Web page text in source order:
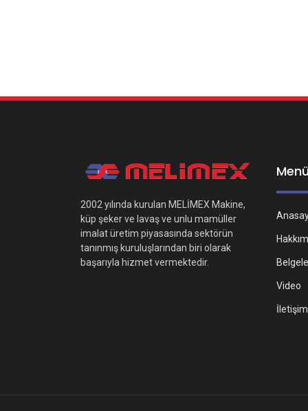
2002 yılında kurulan MELİMEX Makine,
küp şeker ve lavaş ve unlu mamüller
imalat üretim piyasasında sektörün
tanınmış kuruluşlarından biri olarak
başarıyla hizmet vermektedir.
Video
İletişim